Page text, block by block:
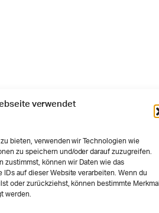
verwendet
bieten, verwenden wir Technologien wie
zu speichern und/oder darauf zuzugreifen.
zustimmst, können wir Daten wie das
auf dieser Website verarbeiten. Wenn du
oder zurückziehst, können bestimmte
werden.